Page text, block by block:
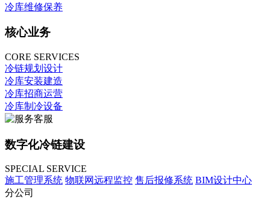
冷库维修保养
核心业务
CORE SERVICES
冷链规划设计
冷库安装建造
冷库招商运营
冷库制冷设备
数字化冷链建设
SPECIAL SERVICE
施工管理系统 物联网远程监控 售后报修系统 BIM设计中心
分公司